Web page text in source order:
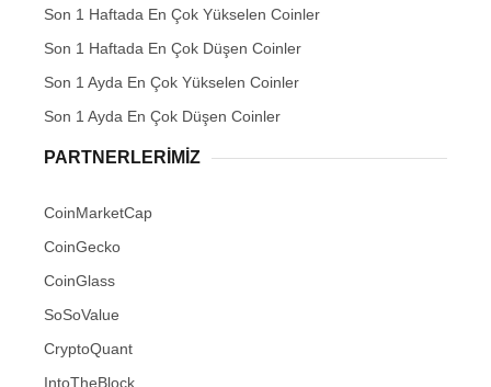
Son 1 Haftada En Çok Yükselen Coinler
Son 1 Haftada En Çok Düşen Coinler
Son 1 Ayda En Çok Yükselen Coinler
Son 1 Ayda En Çok Düşen Coinler
PARTNERLERIMIZ
CoinMarketCap
CoinGecko
CoinGlass
SoSoValue
CryptoQuant
IntoTheBlock